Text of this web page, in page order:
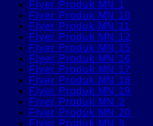
Flyer Produk MN 1
Flyer Produk MN 10
Flyer Produk MN 11
Flyer Produk MN 12
Flyer Produk MN 15
Flyer Produk MN 16
Flyer Produk MN 17
Flyer Produk MN 18
Flyer Produk MN 19
Flyer Produk MN 2
Flyer Produk MN 20
Flyer Produk MN 3